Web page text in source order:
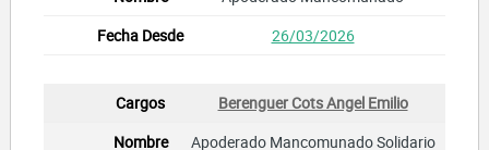
26/03/2026
Berenguer Cots Angel Emilio
Apoderado Mancomunado Solidario